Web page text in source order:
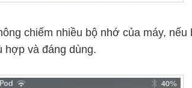
chiếm nhiều bộ nhớ của máy,
hợp và đáng dùng.